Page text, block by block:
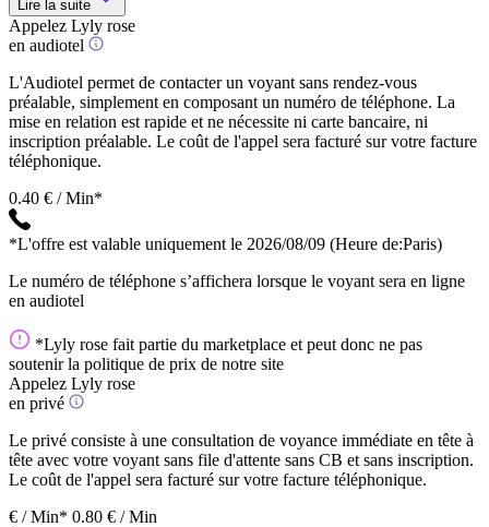
Lire la suite
Appelez Lyly rose
en audiotel
L'Audiotel permet de contacter un voyant sans rendez-vous
préalable, simplement en composant un numéro de téléphone. La
mise en relation est rapide et ne nécessite ni carte bancaire, ni
inscription préalable. Le coût de l'appel sera facturé sur votre facture
téléphonique.
0.40 € / Min*
*L'offre est valable uniquement le 2026/08/09 (Heure de:Paris)
Le numéro de téléphone s’affichera lorsque le voyant sera en ligne
en audiotel
*Lyly rose fait partie du marketplace et peut donc ne pas
soutenir la politique de prix de notre site
Appelez Lyly rose
en privé
Le privé consiste à une consultation de voyance immédiate en tête à
tête avec votre voyant sans file d'attente sans CB et sans inscription.
Le coût de l'appel sera facturé sur votre facture téléphonique.
€ / Min* 0.80 € / Min